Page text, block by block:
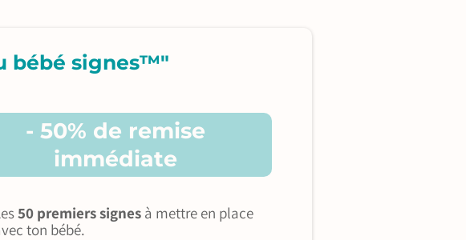
bébé signes™"
- 50% de remise
immédiate
50 premiers signesà mettre en place
ton bébé.